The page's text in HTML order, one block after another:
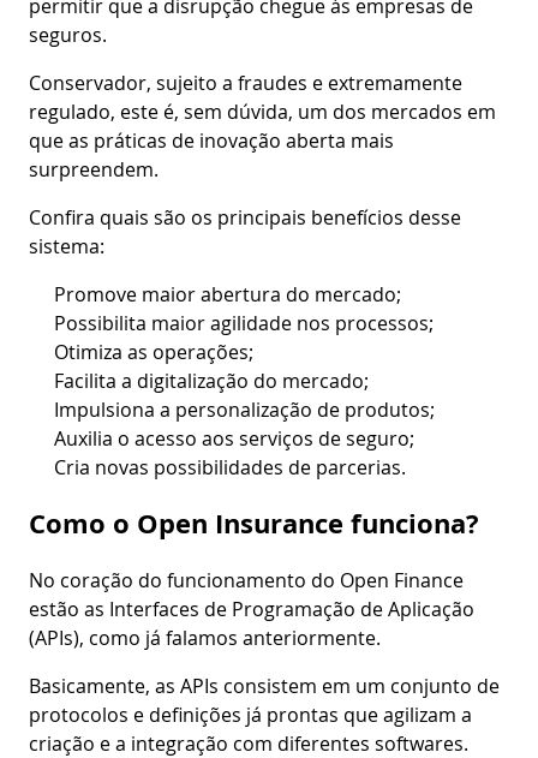
permitir que a disrupção chegue às empresas de
seguros.
Conservador, sujeito a fraudes e extremamente
regulado, este é, sem dúvida, um dos mercados em
que as práticas de inovação aberta mais
surpreendem.
Confira quais são os principais benefícios desse
sistema:
Promove maior abertura do mercado;
Possibilita maior agilidade nos processos;
Otimiza as operações;
Facilita a digitalização do mercado;
Impulsiona a personalização de produtos;
Auxilia o acesso aos serviços de seguro;
Cria novas possibilidades de parcerias.
Como o Open Insurance funciona?
No coração do funcionamento do Open Finance
estão as Interfaces de Programação de Aplicação
(APIs), como já falamos anteriormente.
Basicamente, as APIs consistem em um conjunto de
protocolos e definições já prontas que agilizam a
criação e a integração com diferentes softwares.